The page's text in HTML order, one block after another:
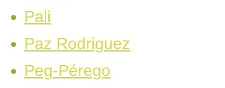
Pali
Paz Rodriguez
Peg-Pérego